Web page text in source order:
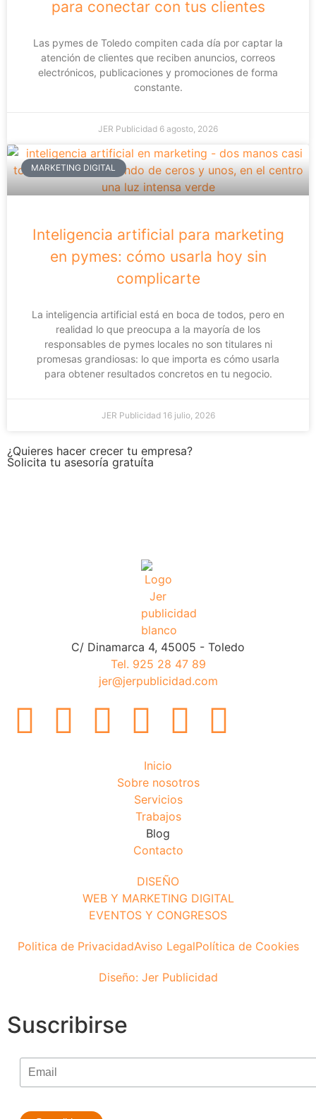
para conectar con tus clientes
Las pymes de Toledo compiten cada día por captar la
atención de clientes que reciben anuncios, correos
electrónicos, publicaciones y promociones de forma
constante.
JER Publicidad 6 agosto, 2026
MARKETING DIGITAL
Inteligencia artificial para marketing
en pymes: cómo usarla hoy sin
complicarte
La inteligencia artificial está en boca de todos, pero en
realidad lo que preocupa a la mayoría de los
responsables de pymes locales no son titulares ni
promesas grandiosas: lo que importa es cómo usarla
para obtener resultados concretos en tu negocio.
JER Publicidad 16 julio, 2026
¿Quieres hacer crecer tu empresa?
Solicita tu asesoría gratuíta
C/ Dinamarca 4, 45005 - Toledo
Tel. 925 28 47 89
jer@jerpublicidad.com
Inicio
Sobre nosotros
Servicios
Trabajos
Blog
Contacto
DISEÑO
WEB Y MARKETING DIGITAL
EVENTOS Y CONGRESOS
Politica de PrivacidadAviso LegalPolítica de Cookies
Diseño: Jer Publicidad
Suscribirse